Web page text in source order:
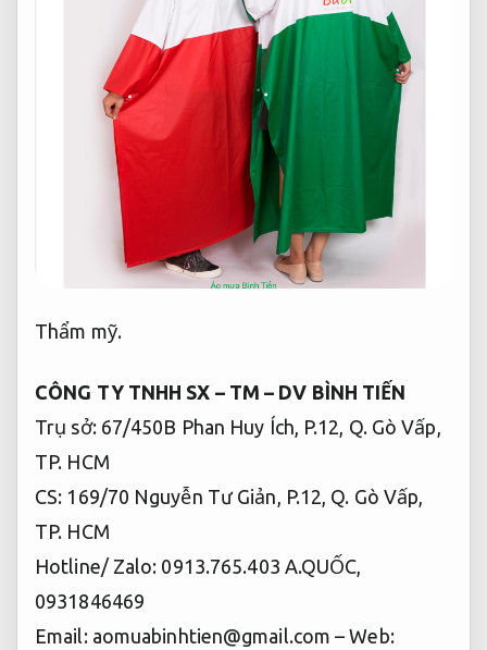
Thẩm mỹ.
CÔNG TY TNHH SX – TM – DV BÌNH TIẾN
Trụ sở: 67/450B Phan Huy Ích, P.12, Q. Gò Vấp,
TP. HCM
CS: 169/70 Nguyễn Tư Giản, P.12, Q. Gò Vấp,
TP. HCM
Hotline/ Zalo: 0913.765.403 A.QUỐC,
0931846469
Email: aomuabinhtien@gmail.com – Web: